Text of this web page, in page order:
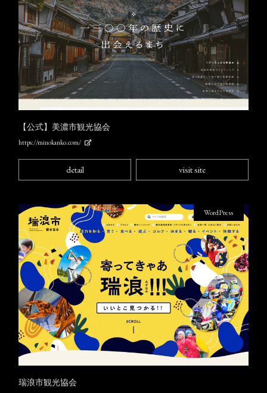
【公式】美濃市観光協会
https://minokanko.com/
detail visit site
瑞浪市観光協会
WordPress